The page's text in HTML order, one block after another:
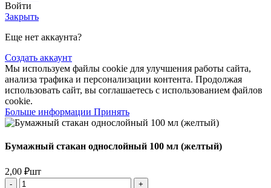
Войти
Закрыть
Еще нет аккаунта?
Создать аккаунт
Мы используем файлы cookie для улучшения работы сайта,
анализа трафика и персонализации контента. Продолжая
использовать сайт, вы соглашаетесь с использованием файлов
cookie.
Больше информации Больше
информации
Принять
Бумажный стакан однослойный 100 мл (желтый)
2,00 ₽шт
Количество